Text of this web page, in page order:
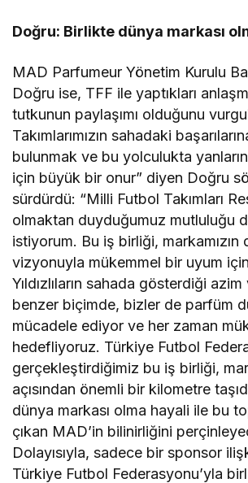
Doğru: Birlikte dünya markası
MAD Parfumeur Yönetim Kurulu
Doğru ise, TFF ile yaptıkları
tutkunun paylaşımı olduğunu
Takımlarımızın sahadaki
bulunmak ve bu yolculukta
için büyük bir onur” diyen Doğru
sürdürdü: “Milli Futbol Takımları
olmaktan duyduğumuz mutluluğu
istiyorum. Bu iş birliği, markamızın
vizyonuyla mükemmel bir uyum
Yıldızlıların sahada gösterdiği
benzer biçimde, bizler de parfüm
mücadele ediyor ve her zaman
hedefliyoruz. Türkiye Futbol
gerçekleştirdiğimiz bu iş birliği,
açısından önemli bir kilometre
dünya markası olma hayali ile bu
çıkan MAD’in bilinirliğini
Dolayısıyla, sadece bir sponsor
Türkiye Futbol Federasyonu’yla